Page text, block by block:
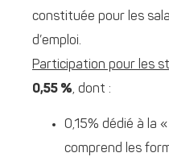
constituée pour les
d’emploi.
Participation pour les
0,55 %, dont :
0,15% dédié à la
comprend les